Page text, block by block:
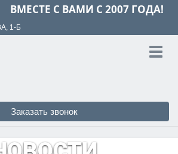
ВМЕСТЕ С ВАМИ С 2007 ГОДА!
1-Б
Заказать звонок